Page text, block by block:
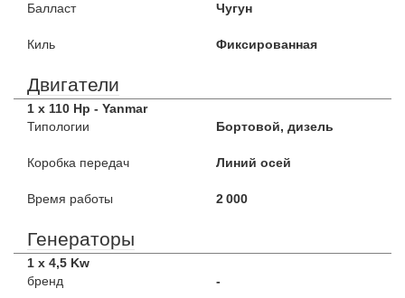
Балласт Чугун
Киль Фиксированная
Двигатели
1 x 110 Hp - Yanmar
Типологии
Бортовой, дизель
Коробка передач Линий осей
Время работы 2 000
Генераторы
1 x 4,5 Kw
бренд
-